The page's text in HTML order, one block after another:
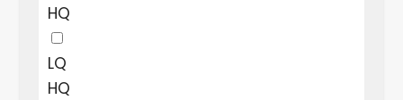
HQ
LQ
HQ